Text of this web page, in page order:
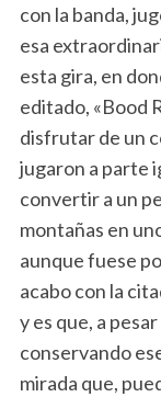
con la banda,
esa
esta gira, en
editado, «Bood
disfrutar de un
jugaron a parte
convertir a un
montañas en
aunque fuese
acabo con la
y es que, a
conservando
mirada que,